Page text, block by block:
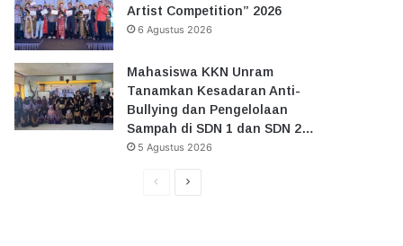
Artist Competition” 2026
6 Agustus 2026
Mahasiswa KKN Unram
Tanamkan Kesadaran Anti-
Bullying dan Pengelolaan
Sampah di SDN 1 dan SDN 2…
5 Agustus 2026
HalamanHalaman